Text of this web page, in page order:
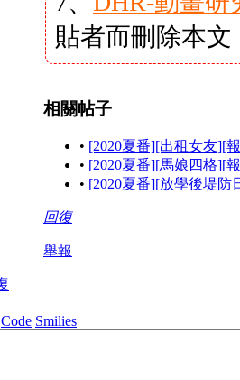
貼者而刪除本文
相關帖子
• [2020夏番][出租女友][
• [2020夏番][馬娘四格][
• [2020夏番][放學後堤防
回復
舉報
Code Smilies